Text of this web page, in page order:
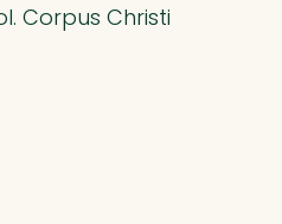
Corpus Christi